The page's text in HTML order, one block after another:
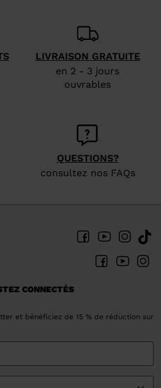
LIVRAISON GRATUITE
en 2 - 3 jours
ouvrables
QUESTIONS?
consultez nos FAQs
CONNECTÉS
et bénéficiez de 15 % de réduction sur